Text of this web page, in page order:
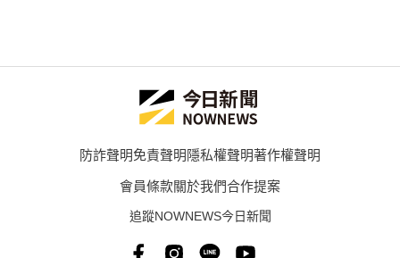
防詐聲明免責聲明隱私權聲明著作權聲明
會員條款關於我們合作提案
追蹤NOWNEWS今日新聞